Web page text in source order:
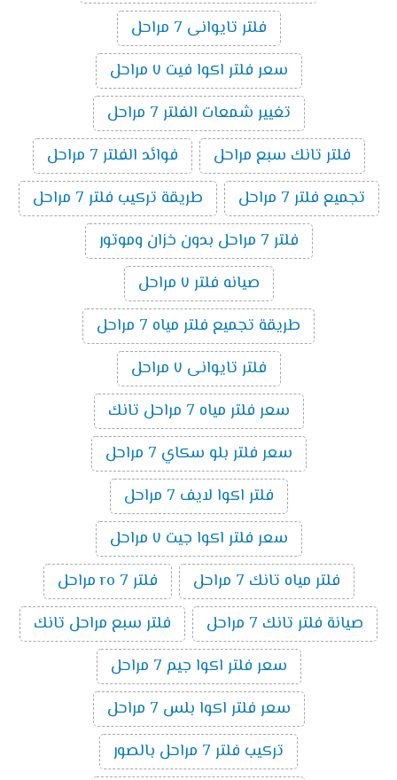
فلتر تايوانى 7 مراحل
سعر فلتر اكوا فيت ٧ مراحل
تغيير شمعات الفلتر 7 مراحل
فلتر تانك سبع مراحل
فوائد الفلتر 7 مراحل
تجميع فلتر 7 مراحل
طريقة تركيب فلتر 7 مراحل
فلتر 7 مراحل بدون خزان وموتور
صيانه فلتر ٧ مراحل
طريقة تجميع فلتر مياه 7 مراحل
فلتر تايوانى ٧ مراحل
سعر فلتر مياه 7 مراحل تانك
سعر فلتر بلو سكاي 7 مراحل
فلتر اكوا لايف 7 مراحل
سعر فلتر اكوا جيت ٧ مراحل
فلتر مياه تانك 7 مراحل
فلتر ro 7 مراحل
صيانة فلتر تانك 7 مراحل
فلتر سبع مراحل تانك
سعر فلتر اكوا جيم 7 مراحل
سعر فلتر اكوا بلس 7 مراحل
تركيب فلتر 7 مراحل بالصور